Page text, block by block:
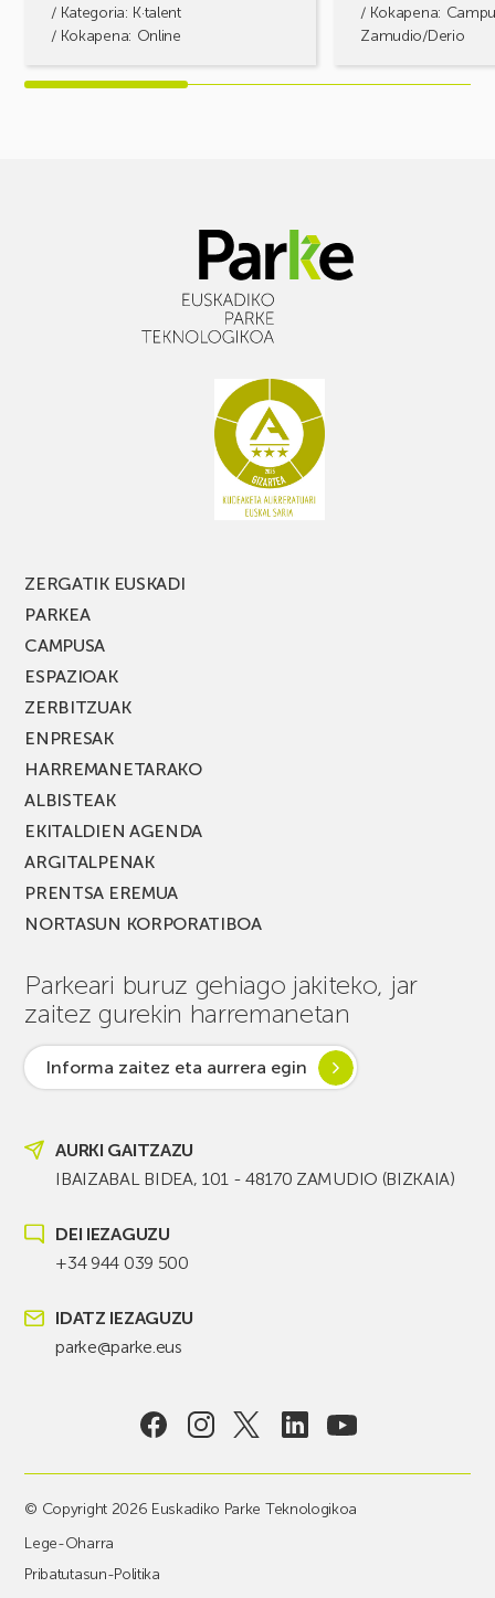
/ Kategoria: K·talent
/ Kokapena: Online
/ Kokapena:
Zamudio/Derio
ZERGATIK EUSKADI
PARKEA
CAMPUSA
ESPAZIOAK
ZERBITZUAK
ENPRESAK
HARREMANETARAKO
ALBISTEAK
EKITALDIEN AGENDA
ARGITALPENAK
PRENTSA EREMUA
NORTASUN KORPORATIBOA
Parkeari buruz gehiago jakiteko, jar
zaitez gurekin harremanetan
Informa zaitez eta aurrera egin
AURKI GAITZAZU
IBAIZABAL BIDEA, 101 - 48170 ZAMUDIO (BIZKAIA)
DEI IEZAGUZU
+34 944 039 500
IDATZ IEZAGUZU
parke@parke.eus
© Copyright 2026 Euskadiko Parke Teknologikoa
Lege-Oharra
Pribatutasun-Politika